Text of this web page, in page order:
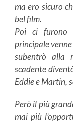
ma ero sicuro
bel film.
Poi ci furono
principale
subentrò alla
scadente
Eddie e Martin,
Però il più
mai più